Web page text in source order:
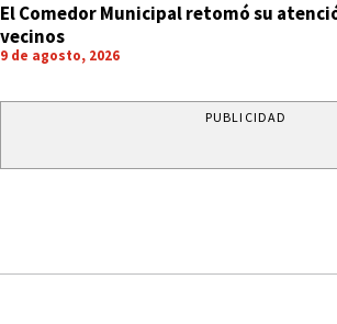
El Comedor Municipal retomó su
vecinos
9 de agosto, 2026
PUBLICIDAD